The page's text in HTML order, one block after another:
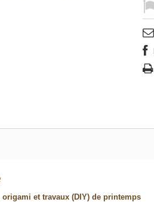
et travaux (DIY) de printemps